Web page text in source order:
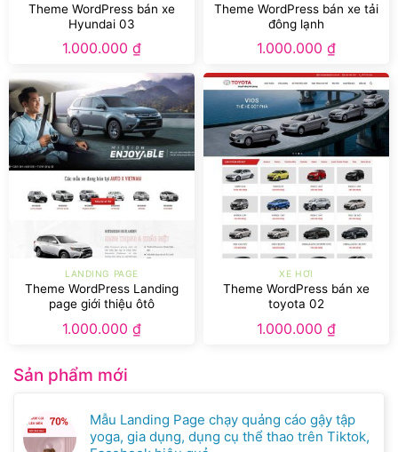
Theme WordPress bán xe
Hyundai 03
1.000.000 ₫
Theme WordPress bán xe tải
đông lạnh
1.000.000 ₫
LANDING PAGE
Theme WordPress Landing
page giới thiệu ôtô
1.000.000 ₫
XE HƠI
Theme WordPress bán xe
toyota 02
1.000.000 ₫
Sản phẩm mới
Mẫu Landing Page chạy quảng cáo gậy tập
yoga, gia dụng, dụng cụ thể thao trên Tiktok,